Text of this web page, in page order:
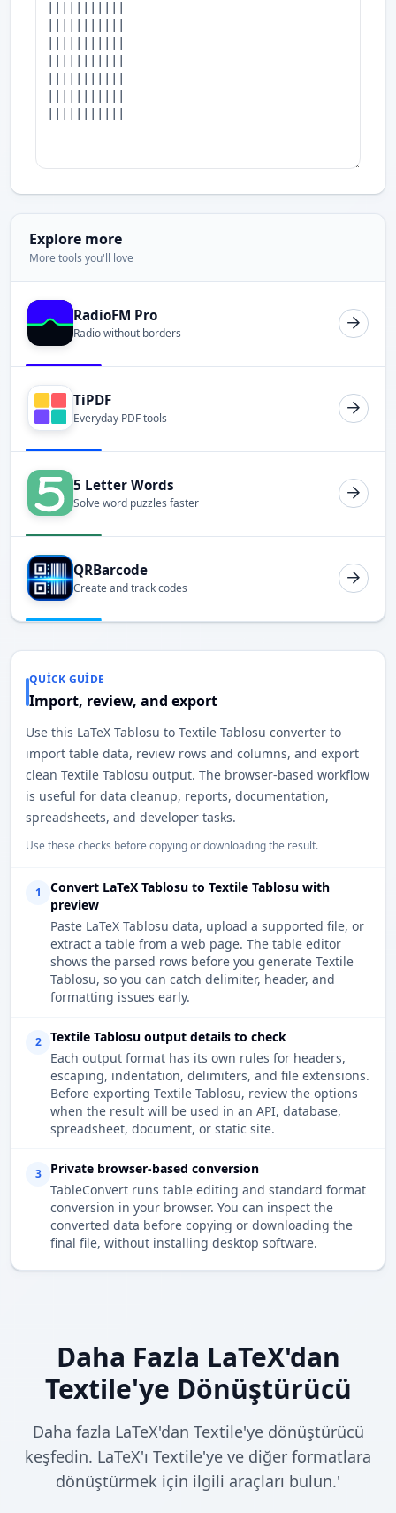
Explore more
More tools you'll love
RadioFM Pro
Radio without borders
TiPDF
Everyday PDF tools
5 Letter Words
Solve word puzzles faster
QRBarcode
Create and track codes
QUICK GUIDE
Import, review, and export
Use this LaTeX Tablosu to Textile Tablosu converter to
import table data, review rows and columns, and export
clean Textile Tablosu output. The browser-based workflow
is useful for data cleanup, reports, documentation,
spreadsheets, and developer tasks.
Use these checks before copying or downloading the result.
1
Convert LaTeX Tablosu to Textile Tablosu with
preview
Paste LaTeX Tablosu data, upload a supported file, or
extract a table from a web page. The table editor
shows the parsed rows before you generate Textile
Tablosu, so you can catch delimiter, header, and
formatting issues early.
2
Textile Tablosu output details to check
Each output format has its own rules for headers,
escaping, indentation, delimiters, and file extensions.
Before exporting Textile Tablosu, review the options
when the result will be used in an API, database,
spreadsheet, document, or static site.
3
Private browser-based conversion
TableConvert runs table editing and standard format
conversion in your browser. You can inspect the
converted data before copying or downloading the
final file, without installing desktop software.
Daha Fazla LaTeX'dan
Textile'ye Dönüştürücü
Daha fazla LaTeX'dan Textile'ye dönüştürücü
keşfedin. LaTeX'ı Textile'ye ve diğer formatlara
dönüştürmek için ilgili araçları bulun.'